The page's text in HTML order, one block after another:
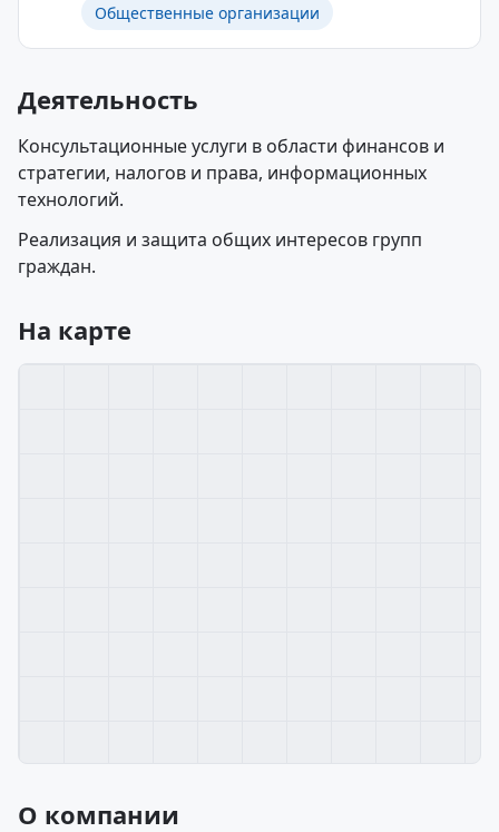
Общественные организации
Деятельность
Консультационные услуги в области финансов и
стратегии, налогов и права, информационных
технологий.
Реализация и защита общих интересов групп
граждан.
На карте
О компании